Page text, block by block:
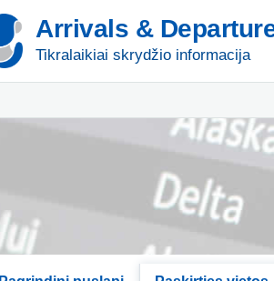
Arrivals &
Tikralaikiai skrydžio informacija